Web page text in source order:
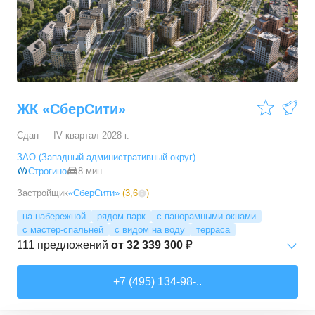
3-комн. кв. от17 498 090 ₽
76,45–81,28м² 11 предложений
4-комн. кв. от24 367 690 ₽
ЖК «СберСити»
Сдан — IV квартал 2028 г.
ЗАО (Западный административный округ)
Строгино
8 мин.
Застройщик«СберСити» (3,6 )
на набережной рядом парк
с панорамными окнами
с мастер-спальней
с видом на воду терраса
111 предложений от 32 339 300 ₽
+7 (495) 134-98-..